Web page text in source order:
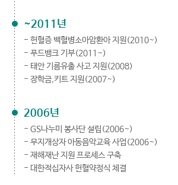
~2011년
- 헌혈증 백혈병소아암환아 지원(2010~)
- 푸드뱅크 기부(2011~)
- 태안 기름유출 사고 지원(2008)
- 장학금,키트 지원(2007~)
2006년
- GS나누미 봉사단 설립(2006~)
- 무지개상자 아동음악교육 사업(2006~)
- 재해재난 지원 프로세스 구축
- 대한적십자사 헌혈약정식 체결